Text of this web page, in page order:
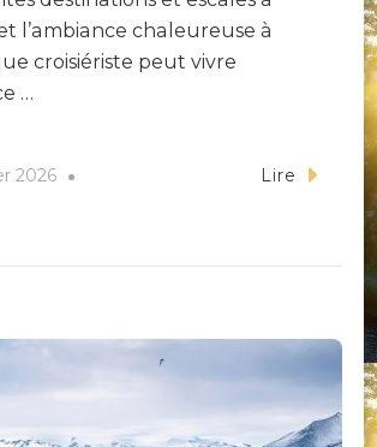
l’ambiance chaleureuse à
croisiériste peut vivre
…
2026 Lire